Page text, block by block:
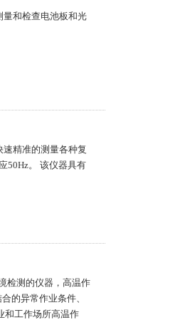
量和检查电池板和光
速精准的测量各种复
50Hz。 该仪器具有
检测的仪器，高温作
的异常作业条件、
和工作场所高温作